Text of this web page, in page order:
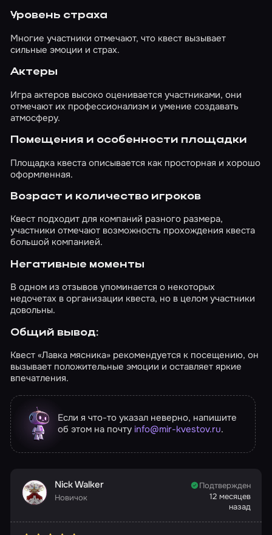
Уровень страха
Многие участники отмечают, что квест вызывает
сильные эмоции и страх.
Актеры
Игра актеров высоко оценивается участниками, они
отмечают их профессионализм и умение создавать
атмосферу.
Помещения и особенности площадки
Площадка квеста описывается как просторная и хорошо
оформленная.
Возраст и количество игроков
Квест подходит для компаний разного размера,
участники отмечают возможность прохождения квеста
большой компанией.
Негативные моменты
В одном из отзывов упоминается о некоторых
недочетах в организации квеста, но в целом участники
довольны.
Общий вывод:
Квест «Лавка мясника» рекомендуется к посещению, он
вызывает положительные эмоции и оставляет яркие
впечатления.
Если я что-то указал неверно, напишите
об этом на почту info@mir-kvestov.ru.
Nick Walker
Новичок
Подтвержден
12 месяцев
назад